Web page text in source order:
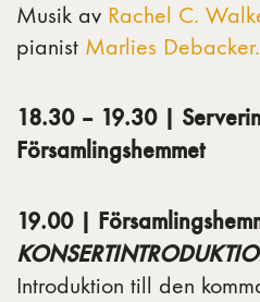
Musik av Rachel C.
pianist Marlies Debacker.
18.30 – 19.30 |
Församlingshemmet
19.00 |
Introduktion till den